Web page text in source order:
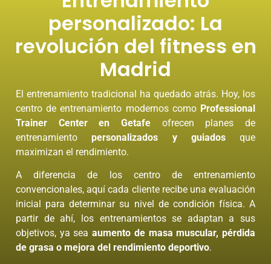
personalizado: La
revolución del fitness en
Madrid
El entrenamiento tradicional ha quedado atrás. Hoy, los
centro de entrenamiento modernos como Professional
Trainer Center en Getafe ofrecen planes de
entrenamientopersonalizados y guiadosque
maximizan el rendimiento.
A diferencia de los centro de entrenamiento
convencionales, aquí cada cliente recibe una evaluación
inicial para determinar su nivel de condición física. A
partir de ahí, los entrenamientos se adaptan a sus
objetivos, ya seaaumento de masa muscular, pérdida
de grasa o mejora del rendimiento deportivo.